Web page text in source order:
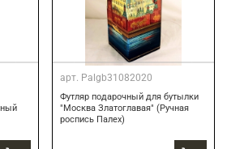
арт. Palgb31082020
Футляр подарочный для бутылки
"Москва Златоглавая" (Ручная
роспись Палех)